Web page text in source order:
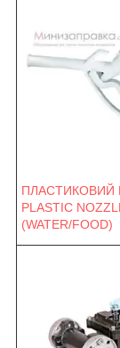
ПЛАСТИКОВИЙ
PLASTIC
(WATER/FOOD)